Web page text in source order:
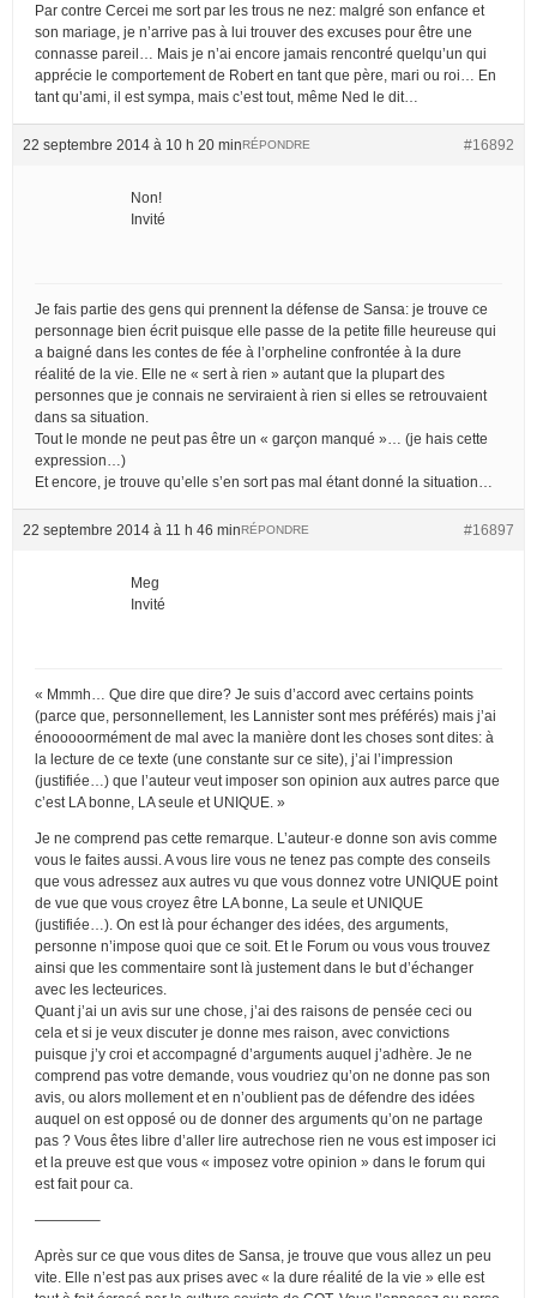
Par contre Cercei me sort par les trous ne nez: malgré son enfance et
son mariage, je n’arrive pas à lui trouver des excuses pour être une
connasse pareil… Mais je n’ai encore jamais rencontré quelqu’un qui
apprécie le comportement de Robert en tant que père, mari ou roi… En
tant qu’ami, il est sympa, mais c’est tout, même Ned le dit…
22 septembre 2014 à 10 h 20 min #16892
RÉPONDRE
Non!
Invité
Je fais partie des gens qui prennent la défense de Sansa: je trouve ce
personnage bien écrit puisque elle passe de la petite fille heureuse qui
a baigné dans les contes de fée à l’orpheline confrontée à la dure
réalité de la vie. Elle ne « sert à rien » autant que la plupart des
personnes que je connais ne serviraient à rien si elles se retrouvaient
dans sa situation.
Tout le monde ne peut pas être un « garçon manqué »… (je hais cette
expression…)
Et encore, je trouve qu’elle s’en sort pas mal étant donné la situation…
22 septembre 2014 à 11 h 46 min #16897
RÉPONDRE
Meg
Invité
« Mmmh… Que dire que dire? Je suis d’accord avec certains points
(parce que, personnellement, les Lannister sont mes préférés) mais j’ai
énooooormément de mal avec la manière dont les choses sont dites: à
la lecture de ce texte (une constante sur ce site), j’ai l’impression
(justifiée…) que l’auteur veut imposer son opinion aux autres parce que
c’est LA bonne, LA seule et UNIQUE. »
Je ne comprend pas cette remarque. L’auteur·e donne son avis comme
vous le faites aussi. A vous lire vous ne tenez pas compte des conseils
que vous adressez aux autres vu que vous donnez votre UNIQUE point
de vue que vous croyez être LA bonne, La seule et UNIQUE
(justifiée…). On est là pour échanger des idées, des arguments,
personne n’impose quoi que ce soit. Et le Forum ou vous vous trouvez
ainsi que les commentaire sont là justement dans le but d’échanger
avec les lecteurices.
Quant j’ai un avis sur une chose, j’ai des raisons de pensée ceci ou
cela et si je veux discuter je donne mes raison, avec convictions
puisque j’y croi et accompagné d’arguments auquel j’adhère. Je ne
comprend pas votre demande, vous voudriez qu’on ne donne pas son
avis, ou alors mollement et en n’oublient pas de défendre des idées
auquel on est opposé ou de donner des arguments qu’on ne partage
pas ? Vous êtes libre d’aller lire autrechose rien ne vous est imposer ici
et la preuve est que vous « imposez votre opinion » dans le forum qui
est fait pour ca.
————–
Après sur ce que vous dites de Sansa, je trouve que vous allez un peu
vite. Elle n’est pas aux prises avec « la dure réalité de la vie » elle est